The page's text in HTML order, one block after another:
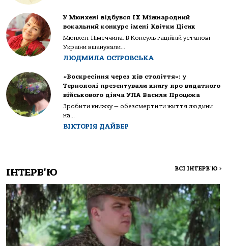
У Мюнхені відбувся IX Міжнародний
вокальний конкурс імені Квітки Цісик
Мюнхен. Німеччина. В Консультаційній установі
України вшанували...
ЛЮДМИЛА ОСТРОВСЬКА
«Воскресіння через пів століття»: у
Тернополі презентували книгу про видатного
військового діяча УПА Василя Процюка
Зробити книжку — обезсмертити життя людини
на...
ВІКТОРІЯ ДАЙВЕР
ІНТЕРВ'Ю ВСІ ІНТЕРВ'Ю >